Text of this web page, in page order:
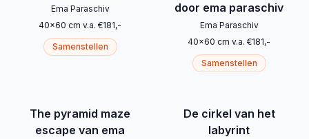
Ema Paraschiv
40x60 cm v.a. €181,-
Samenstellen
door ema paraschiv
Ema Paraschiv
40x60 cm v.a. €181,-
Samenstellen
The pyramid maze
escape van ema
De cirkel van het
labyrint